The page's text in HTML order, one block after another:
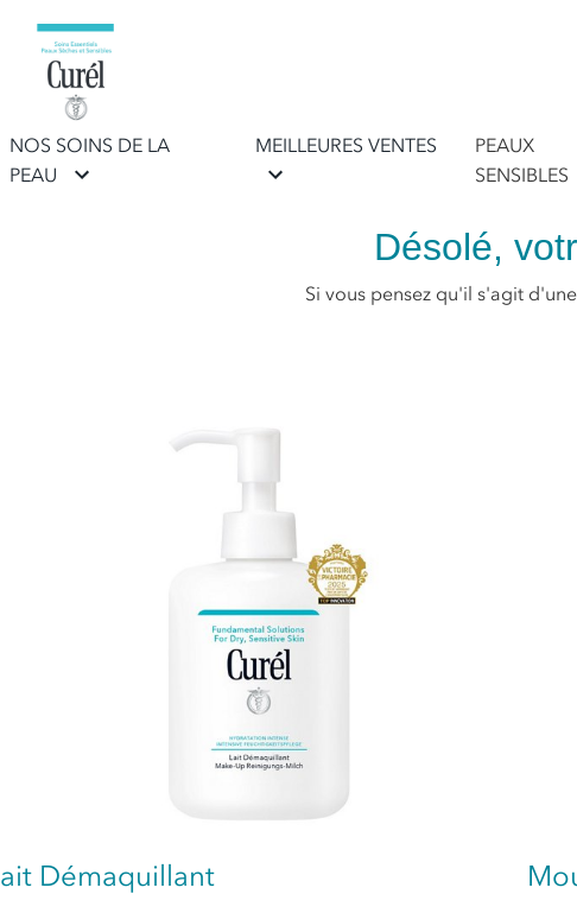
NOS SOINS DE LA
PEAU
MEILLEURES VENTES
PEAUX
SENSIBLES
Désolé,
Si vous pensez qu'il s'agit
Démaquillant